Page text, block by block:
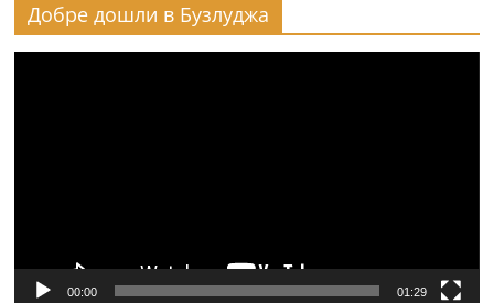
Добре дошли в Бузлуджа
00:00 01:29